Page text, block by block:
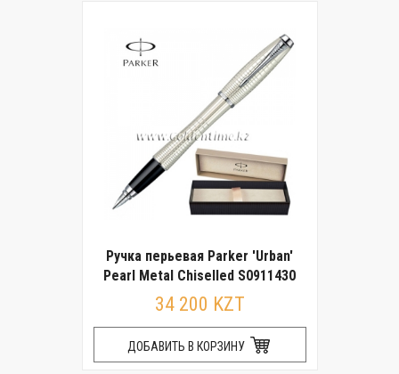
Ручка перьевая Parker 'Urban'
Pearl Metal Chiselled S0911430
34 200 KZT
ДОБАВИТЬ В КОРЗИНУ